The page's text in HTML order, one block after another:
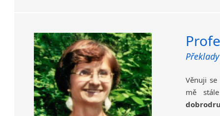
Jílové u Prahy
Kladno
Krucemburk
Lanžhot
Nový Bor
Nový Jičín
Opava
Překlady
Věnuji
mě